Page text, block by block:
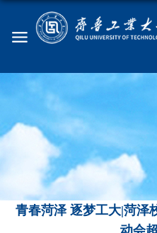
青春菏泽 逐梦工大|菏泽